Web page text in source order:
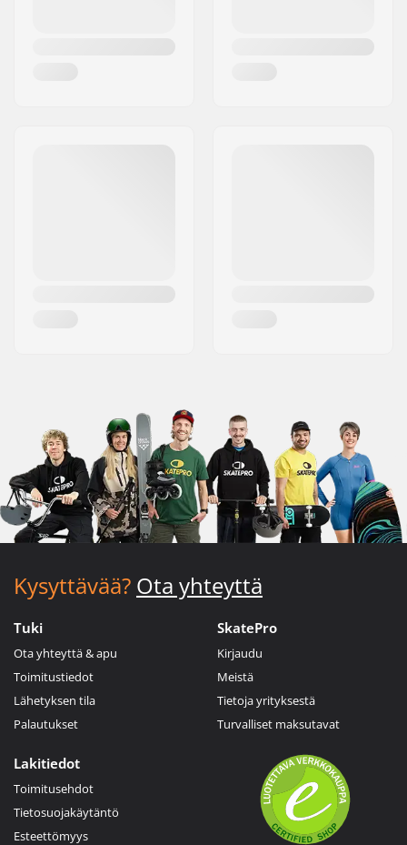
Kysyttävää? Ota yhteyttä
Tuki
Ota yhteyttä & apu
Toimitustiedot
Lähetyksen tila
Palautukset
SkatePro
Kirjaudu
Meistä
Tietoja yrityksestä
Turvalliset maksutavat
Lakitiedot
Toimitusehdot
Tietosuojakäytäntö
Esteettömyys